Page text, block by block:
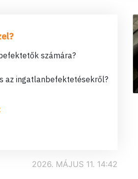
számára?
az ingatlanbefektetésekről?
2026. MÁJUS 11. 14:42